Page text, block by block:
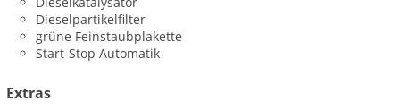
Dieselpartikelfilter
grüne Feinstaubplakette
Start-Stop Automatik
Extras